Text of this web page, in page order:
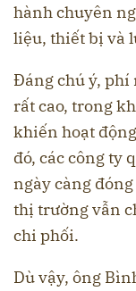
hành chuyên
liệu, thiết bị và
Đáng chú ý, phí
rất cao, trong
khiến hoạt
đó, các công ty
ngày càng
thị trường vẫn
chi phối.
Dù vậy, ông